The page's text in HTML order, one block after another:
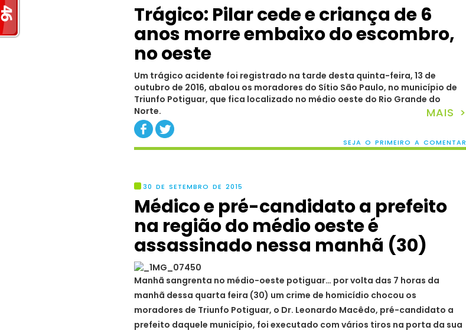
Trágico: Pilar cede e criança de 6
anos morre embaixo do escombro,
no oeste
Um trágico acidente foi registrado na tarde desta quinta-feira, 13 de
outubro de 2016, abalou os moradores do Sítio São Paulo, no município de
Triunfo Potiguar, que fica localizado no médio oeste do Rio Grande do
Norte.
MAIS >
SEJA O PRIMEIRO A COMENTAR
30 DE SETEMBRO DE 2015
Médico e pré-candidato a prefeito
na região do médio oeste é
assassinado nessa manhã (30)
Manhã sangrenta no médio-oeste potiguar… por volta das 7 horas da
manhã dessa quarta feira (30) um crime de homicídio chocou os
moradores de Triunfo Potiguar, o Dr. Leonardo Macêdo, pré-candidato a
prefeito daquele município, foi executado com vários tiros na porta da sua